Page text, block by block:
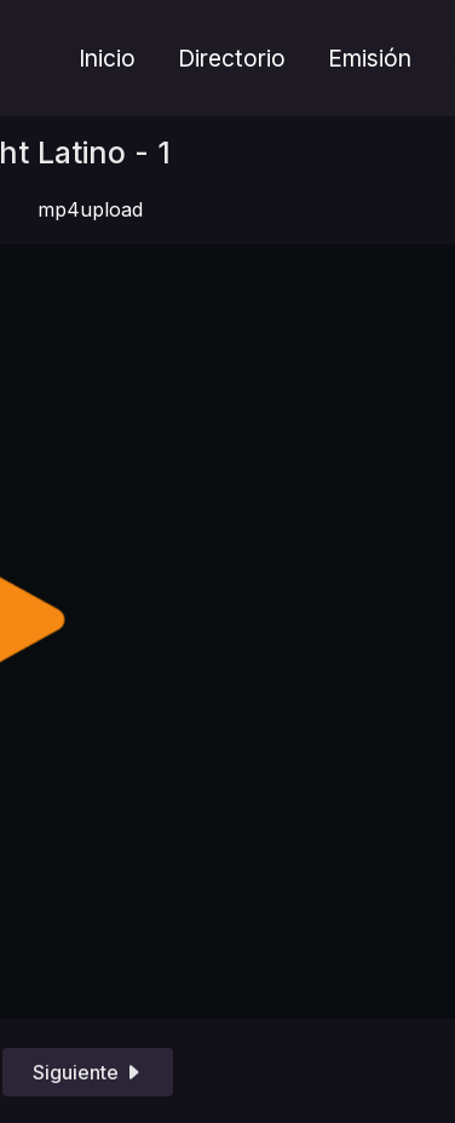
Inicio Directorio Emisión
Latino - 1
mp4upload
Siguiente